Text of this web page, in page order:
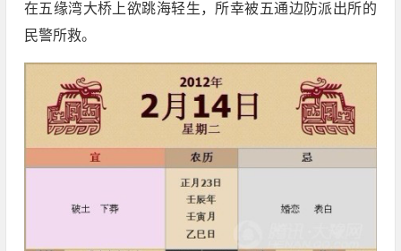
在五缘湾大桥上欲跳海轻生，所幸被五通边防派出所的
民警所救。